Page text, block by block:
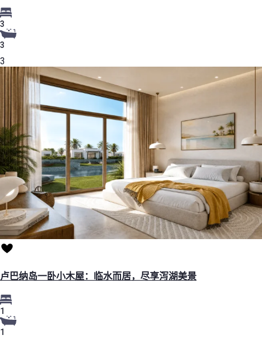
3
3
3
卢巴纳岛一卧小木屋：临水而居，尽享泻湖美景
1
1